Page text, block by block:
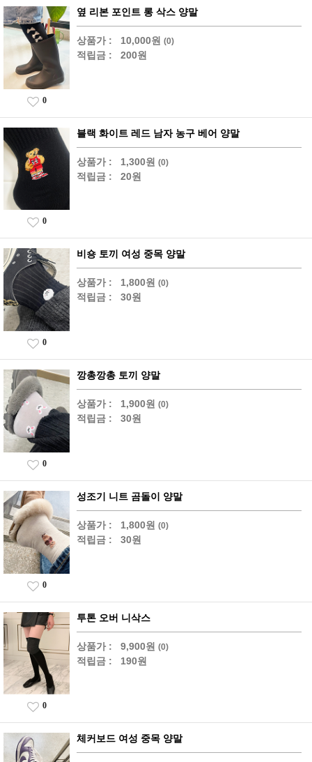
옆 리본 포인트 롱 삭스 양말
상품가 : 10,000원 (0)
적립금 : 200원
0
블랙 화이트 레드 남자 농구 베어 양말
상품가 : 1,300원 (0)
적립금 : 20원
0
비숑 토끼 여성 중목 양말
상품가 : 1,800원 (0)
적립금 : 30원
0
깡총깡총 토끼 양말
상품가 : 1,900원 (0)
적립금 : 30원
0
성조기 니트 곰돌이 양말
상품가 : 1,800원 (0)
적립금 : 30원
0
투톤 오버 니삭스
상품가 : 9,900원 (0)
적립금 : 190원
0
체커보드 여성 중목 양말